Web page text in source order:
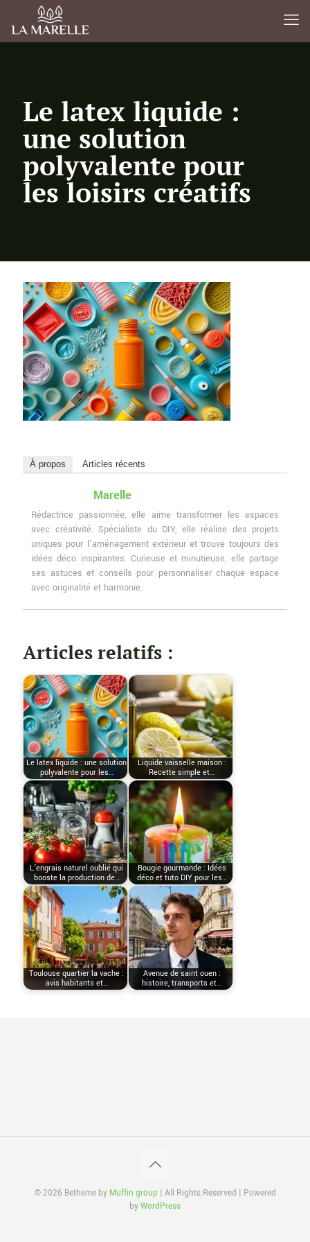
Le latex liquide :
une solution
polyvalente pour
les loisirs créatifs
À propos Articles récents
Marelle
Rédactrice passionnée, elle aime transformer les espaces
avec créativité. Spécialiste du DIY, elle réalise des projets
uniques pour l'aménagement extérieur et trouve toujours des
idées déco inspirantes. Curieuse et minutieuse, elle partage
ses astuces et conseils pour personnaliser chaque espace
avec originalité et harmonie.
Articles relatifs :
Le latex liquide : une solution
polyvalente pour les…
Liquide vaisselle maison :
Recette simple et…
L’engrais naturel oublié qui
booste la production de…
Bougie gourmande : Idées
déco et tuto DIY pour les…
Toulouse quartier la vache :
avis habitants et…
Avenue de saint ouen :
histoire, transports et…
© 2026 Betheme by Muffin group | All Rights Reserved | Powered
byWordPress